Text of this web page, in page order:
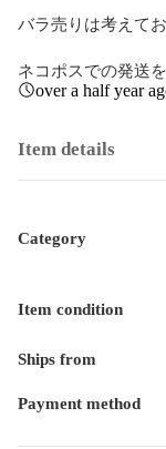
バラ売りは考えてお
ネコポスでの発送
over a half year
Item details
Category
Item condition
Ships from
Payment method